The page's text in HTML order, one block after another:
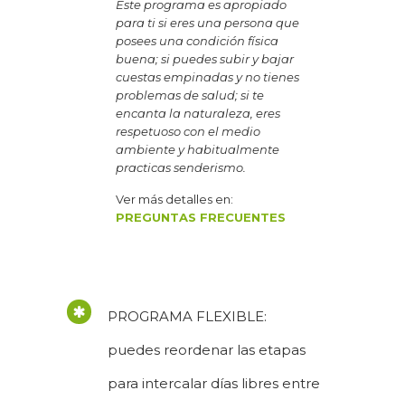
Este programa es apropiado
para ti si eres una persona que
posees una condición física
buena; si puedes subir y bajar
cuestas empinadas y no tienes
problemas de salud; si te
encanta la naturaleza, eres
respetuoso con el medio
ambiente y habitualmente
practicas senderismo.
Ver más detalles en:
PREGUNTAS FRECUENTES
PROGRAMA FLEXIBLE:
puedes reordenar las etapas
para intercalar días libres entre